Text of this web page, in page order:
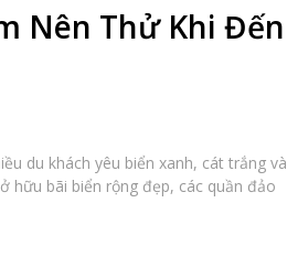
Nên Thử Khi Đến
du khách yêu biển xanh, cát trắng và
hữu bãi biển rộng đẹp, các quần đảo